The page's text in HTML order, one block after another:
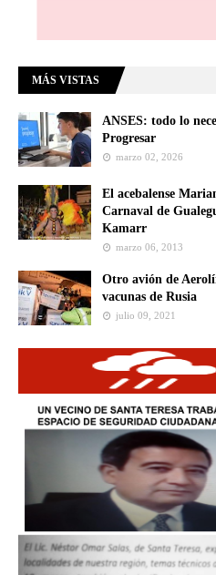
MÁS VISTAS
ANSES: todo lo
Progresar
marzo 02, 2026
El acebalense
Carnaval de
Kamarr
marzo 06, 2013
Otro avión de
vacunas de Rusia
julio 09, 2021